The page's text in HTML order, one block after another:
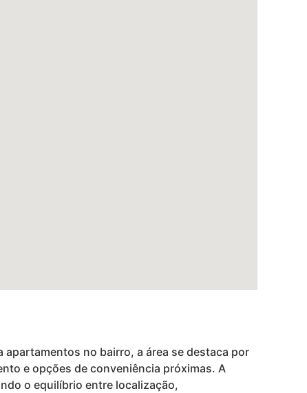
apartamentos no bairro, a área se destaca por
e opções de conveniência próximas. A
o equilíbrio entre localização,